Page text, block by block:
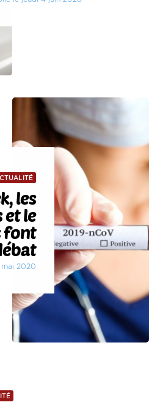
les
le
font
mai 2020